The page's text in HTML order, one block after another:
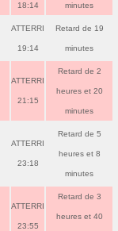
18:14 minutes
ATTERRI
19:14
Retard de 19
minutes
ATTERRI
21:15
Retard de 2
heures et 20
minutes
ATTERRI
23:18
Retard de 5
heures et 8
minutes
ATTERRI
23:55
Retard de 3
heures et 40